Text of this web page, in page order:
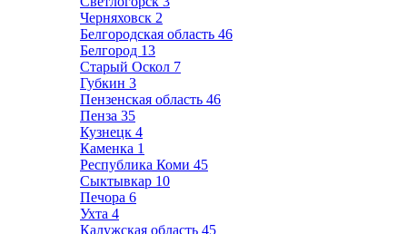
Черняховск 2
Белгородская область 46
Белгород 13
Старый Оскол 7
Губкин 3
Пензенская область 46
Пенза 35
Кузнецк 4
Каменка 1
Республика Коми 45
Сыктывкар 10
Печора 6
Ухта 4
Калужская область 45